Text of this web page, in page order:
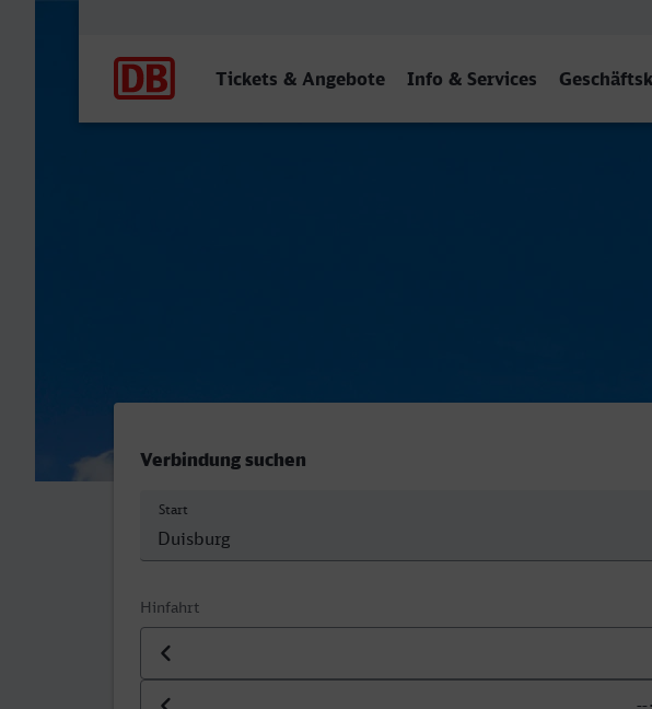
Tickets & Angebote Info & Services
Verbindung suchen
Start
Hinfahrt
Datum der Hinfahrt
Uhrzeit der Hinfahrt